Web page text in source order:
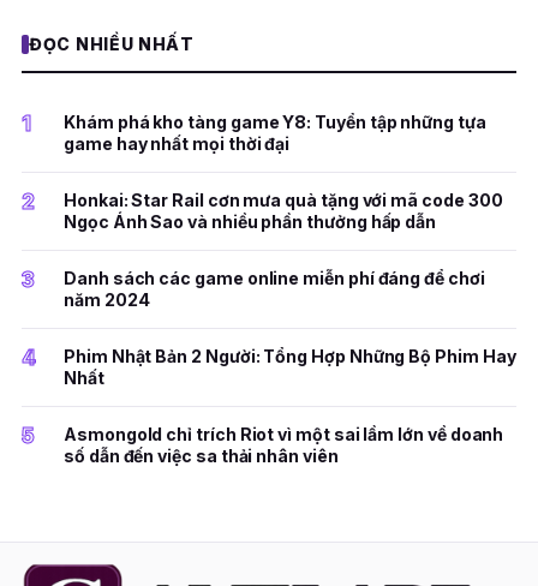
ĐỌC NHIỀU NHẤT
1
Khám phá kho tàng game Y8: Tuyển tập những tựa
game hay nhất mọi thời đại
2
Honkai: Star Rail cơn mưa quà tặng với mã code 300
Ngọc Ánh Sao và nhiều phần thưởng hấp dẫn
3
Danh sách các game online miễn phí đáng để chơi
năm 2024
4
Phim Nhật Bản 2 Người: Tổng Hợp Những Bộ Phim Hay
Nhất
5
Asmongold chỉ trích Riot vì một sai lầm lớn về doanh
số dẫn đến việc sa thải nhân viên